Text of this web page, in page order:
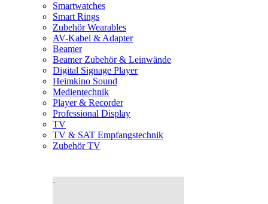
Smartwatches
Smart Rings
Zubehör Wearables
AV-Kabel & Adapter
Beamer
Beamer Zubehör & Leinwände
Digital Signage Player
Heimkino Sound
Medientechnik
Player & Recorder
Professional Display
TV
TV & SAT Empfangstechnik
Zubehör TV